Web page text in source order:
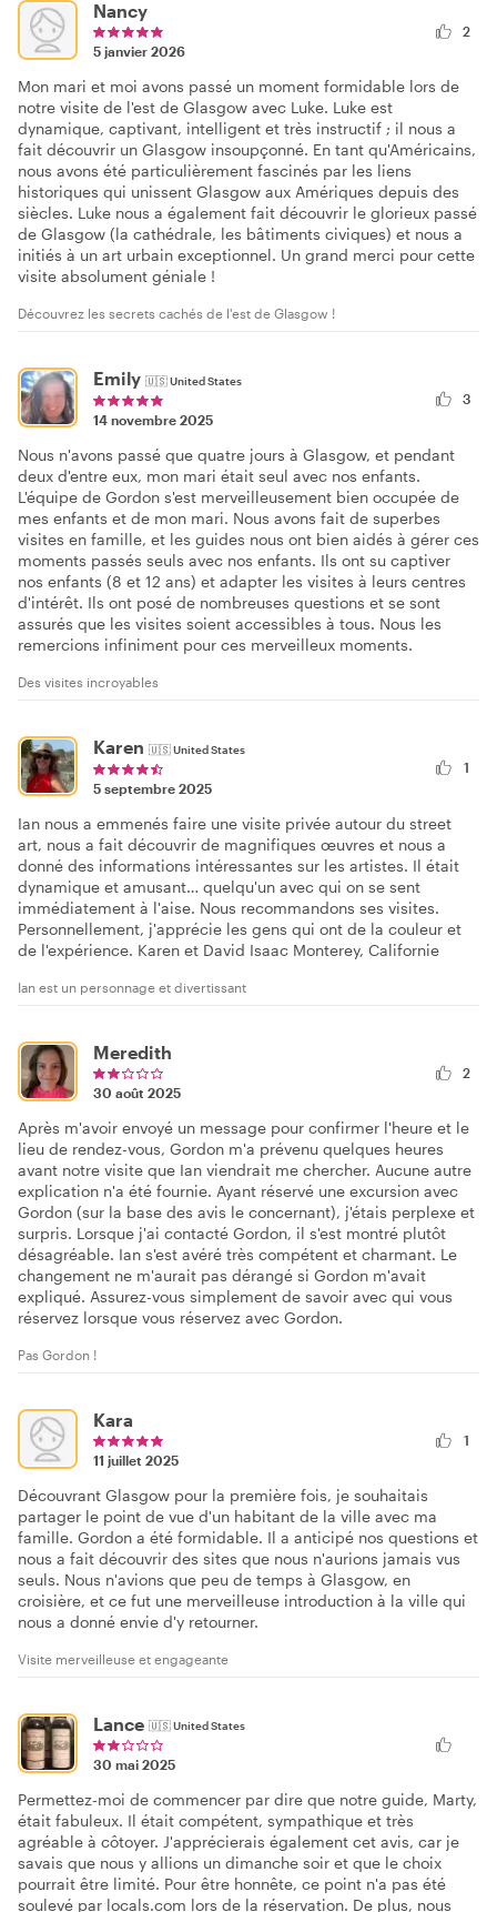
Nancy
5 janvier 2026
2
Mon mari et moi avons passé un moment formidable lors de
notre visite de l'est de Glasgow avec Luke. Luke est
dynamique, captivant, intelligent et très instructif ; il nous a
fait découvrir un Glasgow insoupçonné. En tant qu'Américains,
nous avons été particulièrement fascinés par les liens
historiques qui unissent Glasgow aux Amériques depuis des
siècles. Luke nous a également fait découvrir le glorieux passé
de Glasgow (la cathédrale, les bâtiments civiques) et nous a
initiés à un art urbain exceptionnel. Un grand merci pour cette
visite absolument géniale !
Découvrez les secrets cachés de l'est de Glasgow !
Emily 🇺🇸United States
14 novembre 2025
3
Nous n'avons passé que quatre jours à Glasgow, et pendant
deux d'entre eux, mon mari était seul avec nos enfants.
L'équipe de Gordon s'est merveilleusement bien occupée de
mes enfants et de mon mari. Nous avons fait de superbes
visites en famille, et les guides nous ont bien aidés à gérer ces
moments passés seuls avec nos enfants. Ils ont su captiver
nos enfants (8 et 12 ans) et adapter les visites à leurs centres
d'intérêt. Ils ont posé de nombreuses questions et se sont
assurés que les visites soient accessibles à tous. Nous les
remercions infiniment pour ces merveilleux moments.
Des visites incroyables
Karen 🇺🇸United States
5 septembre 2025
1
Ian nous a emmenés faire une visite privée autour du street
art, nous a fait découvrir de magnifiques œuvres et nous a
donné des informations intéressantes sur les artistes. Il était
dynamique et amusant… quelqu'un avec qui on se sent
immédiatement à l'aise. Nous recommandons ses visites.
Personnellement, j'apprécie les gens qui ont de la couleur et
de l'expérience. Karen et David Isaac Monterey, Californie
Ian est un personnage et divertissant
Meredith
30 août 2025
2
Après m'avoir envoyé un message pour confirmer l'heure et le
lieu de rendez-vous, Gordon m'a prévenu quelques heures
avant notre visite que Ian viendrait me chercher. Aucune autre
explication n'a été fournie. Ayant réservé une excursion avec
Gordon (sur la base des avis le concernant), j'étais perplexe et
surpris. Lorsque j'ai contacté Gordon, il s'est montré plutôt
désagréable. Ian s'est avéré très compétent et charmant. Le
changement ne m'aurait pas dérangé si Gordon m'avait
expliqué. Assurez-vous simplement de savoir avec qui vous
réservez lorsque vous réservez avec Gordon.
Pas Gordon !
Kara
11 juillet 2025
1
Découvrant Glasgow pour la première fois, je souhaitais
partager le point de vue d'un habitant de la ville avec ma
famille. Gordon a été formidable. Il a anticipé nos questions et
nous a fait découvrir des sites que nous n'aurions jamais vus
seuls. Nous n'avions que peu de temps à Glasgow, en
croisière, et ce fut une merveilleuse introduction à la ville qui
nous a donné envie d'y retourner.
Visite merveilleuse et engageante
Lance 🇺🇸United States
30 mai 2025
Permettez-moi de commencer par dire que notre guide, Marty,
était fabuleux. Il était compétent, sympathique et très
agréable à côtoyer. J'apprécierais également cet avis, car je
savais que nous y allions un dimanche soir et que le choix
pourrait être limité. Pour être honnête, ce point n'a pas été
soulevé par locals.com lors de la réservation. De plus, nous